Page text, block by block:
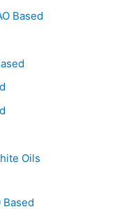
Based
Oils
Based